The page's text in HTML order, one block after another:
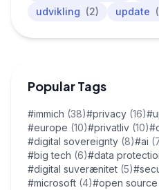
udvikling (2) update
Popular Tags
#immich (38)#privacy (16)
#europe (10)#privatliv (10)
#digital sovereignty (8)#ai
#big tech (6)#data
#digital suverænitet (5)
#microsoft (4)#open source